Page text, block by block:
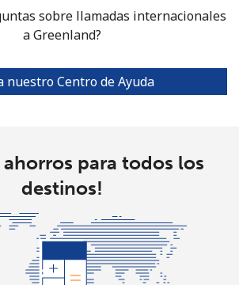
32 min por
-
17 min por
⁦€5⁩
⁦8¢⁩
30 min por
⁦€5⁩
-
18 min por
⁦€5⁩
sobre llamadas internacionales
a Greenland?
nuestro Centro de Ayuda
ahorros para todos los
destinos!